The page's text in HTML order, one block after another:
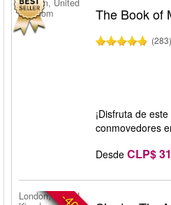
London, United
Kingdom
The Book of
(283)
¡Disfruta de
conmovedores
Desde CLP$
London, United